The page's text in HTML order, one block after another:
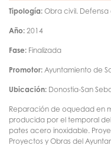
Tipología: Obra civil.
Año: 2014
Fase: Finalizada
Promotor: Ayuntamiento de
Ubicación: Donostia-San
Reparación de oquedad en
producida por el temporal
pates acero inoxidable.
Proyectos y Obras del